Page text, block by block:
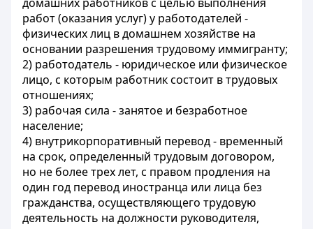
работ (оказания услуг) у работодателей -
физических лиц в домашнем хозяйстве на
основании разрешения трудовому иммигранту;
2) работодатель - юридическое или физическое
лицо, с которым работник состоит в трудовых
отношениях;
3) рабочая сила - занятое и безработное
население;
4) внутрикорпоративный перевод - временный
на срок, определенный трудовым договором,
но не более трех лет, с правом продления на
один год перевод иностранца или лица без
гражданства, осуществляющего трудовую
деятельность на должности руководителя,